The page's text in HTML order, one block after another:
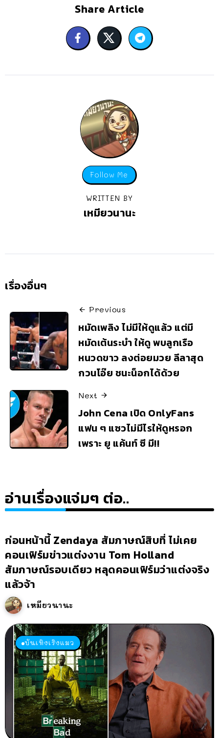
Share Article
Follow Me
WRITTEN BY
เหมียวนานะ
เรื่องอื่นๆ
Previous
หมัดเพลิง ไม่มีให้ดูแล้ว แต่มี
หมัดเต้นระบำ ให้ดู พบลูกเรือ
หนวดขาว ลงต่อยมวย ลีลาสุด
กวนโอ๊ย ชนะน็อกได้ด้วย
Next
John Cena เปิด OnlyFans
แฟน ๆ แซวไม่มีไรให้ดูหรอก
เพราะ ยู แค้นท์ ซี มี!!
อ่านเรื่องแจ่มๆ ต่อ..
ก่อนหน้านี้ Zendaya สัมภาษณ์สิบที่ ไม่เคย
คอนเฟิร์มข่าวแต่งงาน Tom Holland
สัมภาษณ์รอบเดียว หลุดคอนเฟิร์มว่าแต่งจริง
แล้วจ้า
เหมียวนานะ
บันเทิงเริงแมว